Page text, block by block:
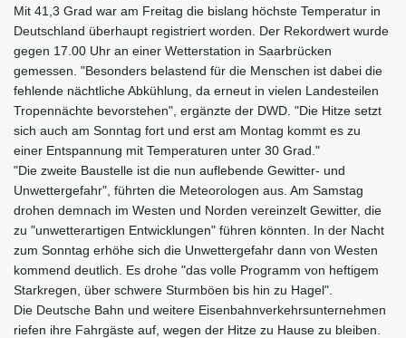
Mit 41,3 Grad war am Freitag die bislang höchste Temperatur in
Deutschland überhaupt registriert worden. Der Rekordwert wurde
gegen 17.00 Uhr an einer Wetterstation in Saarbrücken
gemessen. "Besonders belastend für die Menschen ist dabei die
fehlende nächtliche Abkühlung, da erneut in vielen Landesteilen
Tropennächte bevorstehen", ergänzte der DWD. "Die Hitze setzt
sich auch am Sonntag fort und erst am Montag kommt es zu
einer Entspannung mit Temperaturen unter 30 Grad."
"Die zweite Baustelle ist die nun auflebende Gewitter- und
Unwettergefahr", führten die Meteorologen aus. Am Samstag
drohen demnach im Westen und Norden vereinzelt Gewitter, die
zu "unwetterartigen Entwicklungen" führen könnten. In der Nacht
zum Sonntag erhöhe sich die Unwettergefahr dann von Westen
kommend deutlich. Es drohe "das volle Programm von heftigem
Starkregen, über schwere Sturmböen bis hin zu Hagel".
Die Deutsche Bahn und weitere Eisenbahnverkehrsunternehmen
riefen ihre Fahrgäste auf, wegen der Hitze zu Hause zu bleiben.